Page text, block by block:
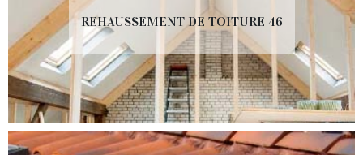
REHAUSSEMENT DE TOITURE 46